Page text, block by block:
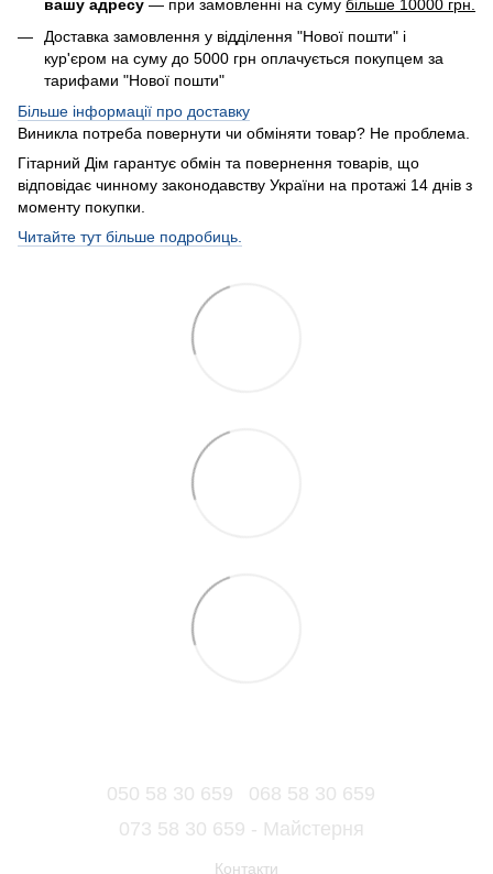
вашу адресу — при замовленні на суму більше 10000 грн.
Доставка замовлення у відділення "Нової пошти" і
кур'єром на суму до 5000 грн оплачується покупцем за
тарифами "Нової пошти"
Більше інформації про доставку
Виникла потреба повернути чи обміняти товар? Не проблема.
Гітарний Дім гарантує обмін та повернення товарів, що
відповідає чинному законодавству України на протажі 14 днів з
моменту покупки.
Читайте тут більше подробиць.
050 58 30 659
068 58 30 659
073 58 30 659 - Майстерня
Контакти